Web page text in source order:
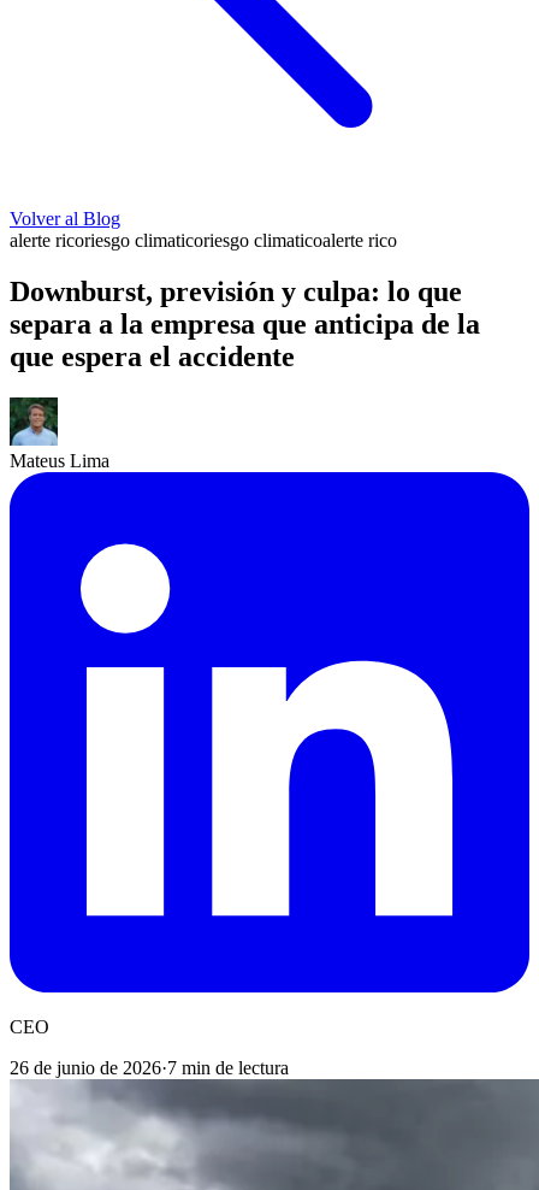
Volver al Blog
alerte ricoriesgo climaticoriesgo climaticoalerte rico
Downburst, previsión y culpa: lo que
separa a la empresa que anticipa de la
que espera el accidente
Mateus Lima
CEO
26 de junio de 2026·7 min de lectura